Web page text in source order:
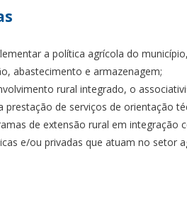
a política agrícola do
abastecimento e armazenagem;
rural integrado, o
prestação de serviços de orientação
de extensão rural em integração
e/ou privadas que atuam no setor